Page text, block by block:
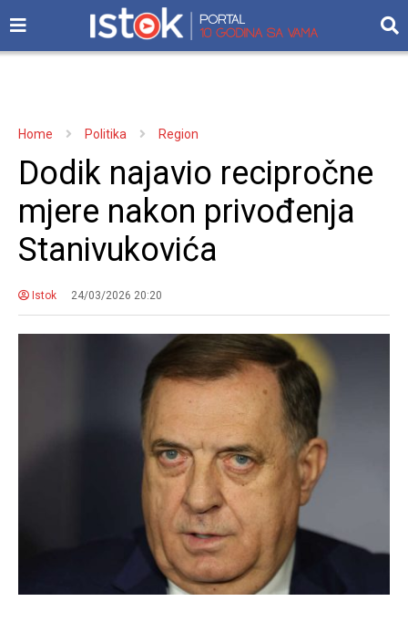
Home Politika Region
Dodik najavio recipročne
mjere nakon privođenja
Stanivukovića
Istok 24/03/2026 20:20